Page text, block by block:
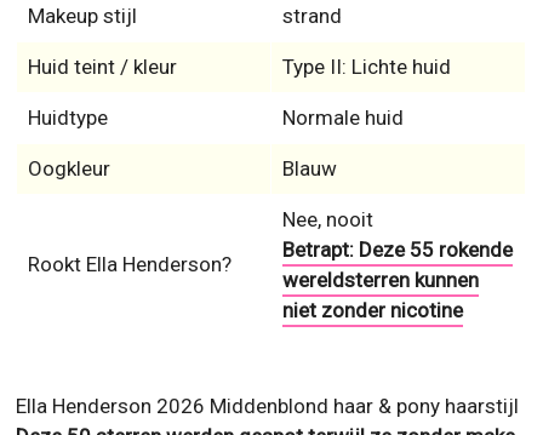
Makeup stijl strand
Huid teint / kleur Type II: Lichte huid
Huidtype Normale huid
Oogkleur Blauw
Rookt Ella Henderson?
Nee, nooit
Betrapt: Deze 55 rokende
wereldsterren kunnen
niet zonder nicotine
Ella Henderson 2026 Middenblond haar & pony haarstijl